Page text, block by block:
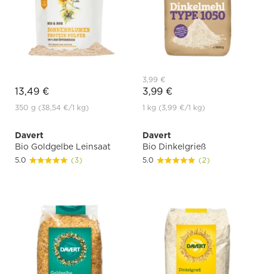
13,49 €
350 g (38,54 €/1 kg)
3,99 €
3,99 €
1 kg (3,99 €/1 kg)
Davert
Bio Goldgelbe Leinsaat
5.0 (3)
Davert
Bio Dinkelgrieß
5.0 (2)